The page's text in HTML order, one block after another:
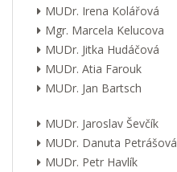
MUDr. Irena Kolářová
Mgr. Marcela Kelucova
MUDr. Jitka Hudáčová
MUDr. Atia Farouk
MUDr. Jan Bartsch
MUDr. Jaroslav Ševčík
MUDr. Danuta Petrášová
MUDr. Petr Havlík